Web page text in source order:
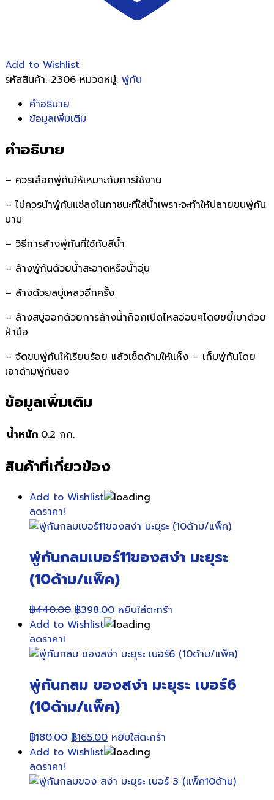
Add to Wishlist
รหัสสินค้า: 2306 หมวดหมู่: พู่กัน
คำอธิบาย
ข้อมูลเพิ่มเติม
คำอธิบาย
– ควรเลือกพู่กันให้เหมาะกับการใช้งาน
– ไม่ควรนำพู่กันแช่ลงในภาชนะที่ใส่น้ำเพราะจะทำให้ปลายขนพู่กัน
บาน
– วิธีการล้างพู่กันที่ใช้กับสีน้ำ
– ล้างพู่กันด้วยน้ำสะอาดหรือน้ำอุ่น
– ล้างด้วยสบู่เหลวอีกครั้ง
– ล้างสบู่ออกด้วยการล้างน้ำก๊อกเปิดไหลอ่อนๆโดยขยี้เบาด้วย
ฝ่ามือ
– จัดขนพู่กันให้เรียบร้อย แล้วเช็ดด้ามให้แห็ง – เก็บพู่กันโดย
เอาด้ามพู่กันลง
ข้อมูลเพิ่มเติม
น้ำหนัก 0.2 กก.
สินค้าที่เกี่ยวข้อง
Add to Wishlist
ลดราคา!
พู่กันกลมเบอร์11ของสง่า มะยุระ
(10ด้าม/แพ็ค)
฿440.00 Original
price
฿440.00.
฿398.00Current
price
฿398.00.
หยิบใส่ตะกร้า
Add to Wishlist
ลดราคา!
พู่กันกลม ของสง่า มะยุระ เบอร์6
(10ด้าม/แพ็ค)
฿180.00 Original
price
฿180.00.
฿165.00Current
price
฿165.00.
หยิบใส่ตะกร้า
Add to Wishlist
ลดราคา!